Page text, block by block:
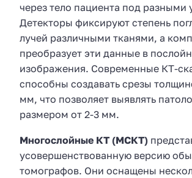
через тело пациента под разными
Детекторы фиксируют степень
лучей различными тканями, а
преобразует эти данные в
изображения. Современные КТ-
способны создавать срезы
мм, что позволяет выявлять
размером от 2-3 мм.
Многослойные КТ (МСКТ)
усовершенствованную версию
томографов. Они оснащены